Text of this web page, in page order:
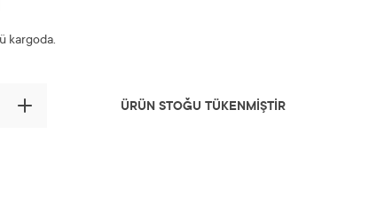
kargoda.
ÜRÜN STOĞU TÜKENMİŞTİR